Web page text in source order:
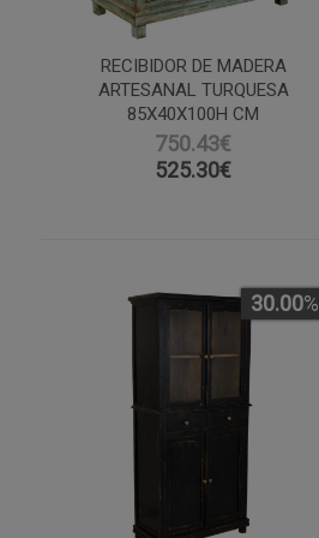
RECIBIDOR DE MADERA
ARTESANAL TURQUESA
85X40X100H CM
750.43€
525.30€
30.00%